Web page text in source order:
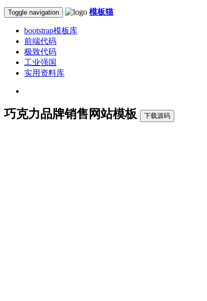
Toggle navigation 模板猫
bootstrap模板库
前端代码
极致代码
工业强国
实用资料库
巧克力品牌销售网站模板 下载源码